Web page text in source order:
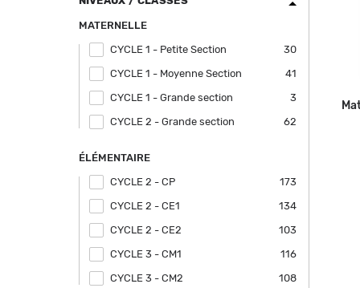
MATERNELLE
CYCLE 1 - Petite Section 30
Apply CYCLE 1 - Petite Section filter
CYCLE 1 - Moyenne Section 41
Apply CYCLE 1 - Moyenne Section filter
CYCLE 1 - Grande section 3
Apply CYCLE 1 - Grande section filter
CYCLE 2 - Grande section 62
Apply CYCLE 2 - Grande section filter
ÉLÉMENTAIRE
CYCLE 2 - CP 173
Apply CYCLE 2 - CP filter
CYCLE 2 - CE1 134
Apply CYCLE 2 - CE1 filter
CYCLE 2 - CE2 103
Apply CYCLE 2 - CE2 filter
CYCLE 3 - CM1 116
Apply CYCLE 3 - CM1 filter
CYCLE 3 - CM2 108
Apply CYCLE 3 - CM2 filter